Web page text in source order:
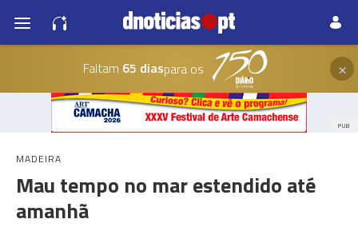
Faltam 65 diaspara os ×
PUB
MADEIRA
Mau tempo no mar estendido até
amanhã